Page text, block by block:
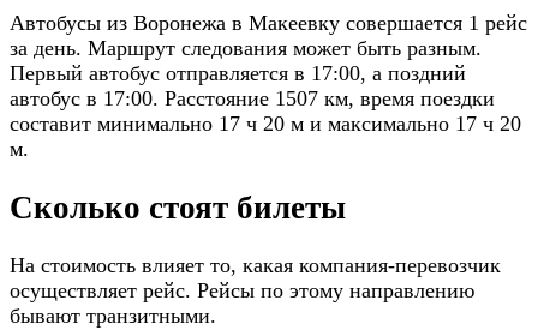
Автобусы из Воронежа в Макеевку совершается 1 рейс
за день. Маршрут следования может быть разным.
Первый автобус отправляется в 17:00, а поздний
автобус в 17:00. Расстояние 1507 км, время поездки
составит минимально 17 ч 20 м и максимально 17 ч 20
м.
Сколько стоят билеты
На стоимость влияет то, какая компания-перевозчик
осуществляет рейс. Рейсы по этому направлению
бывают транзитными.